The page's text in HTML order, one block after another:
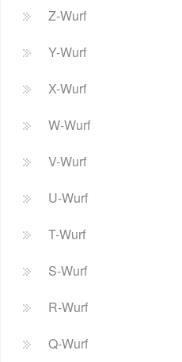
Z-Wurf
Y-Wurf
X-Wurf
W-Wurf
V-Wurf
U-Wurf
T-Wurf
S-Wurf
R-Wurf
Q-Wurf